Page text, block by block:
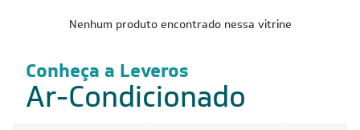
Nenhum produto encontrado nessa vitrine
Conheça a Leveros
Ar-Condicionado